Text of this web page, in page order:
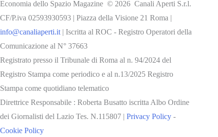
Economia dello Spazio Magazine © 2026 Canali Aperti S.r.l.
CF/P.iva 02593930593 | Piazza della Visione 21 Roma |
info@canaliaperti.it | Iscritta al ROC - Registro Operatori della
Comunicazione al N° 37663
Registrato presso il Tribunale di Roma al n. 94/2024 del
Registro Stampa come periodico e al n.13/2025 Registro
Stampa come quotidiano telematico
Direttrice Responsabile : Roberta Busatto iscritta Albo Ordine
dei Giornalisti del Lazio Tes. N.115807 | Privacy Policy -
Cookie Policy